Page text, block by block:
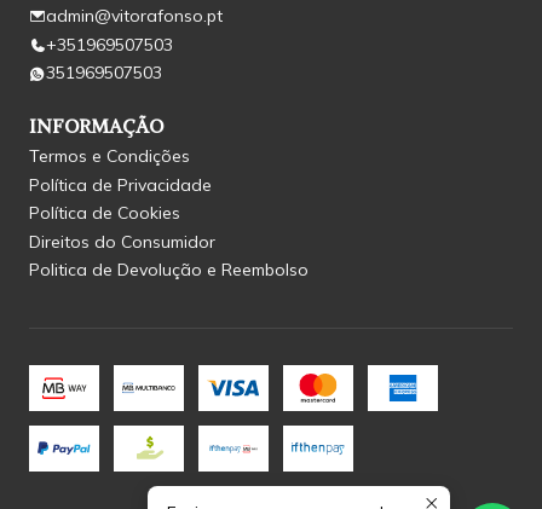
admin@vitorafonso.pt
+351969507503
351969507503
INFORMAÇÃO
Termos e Condições
Política de Privacidade
Política de Cookies
Direitos do Consumidor
Politica de Devolução e Reembolso